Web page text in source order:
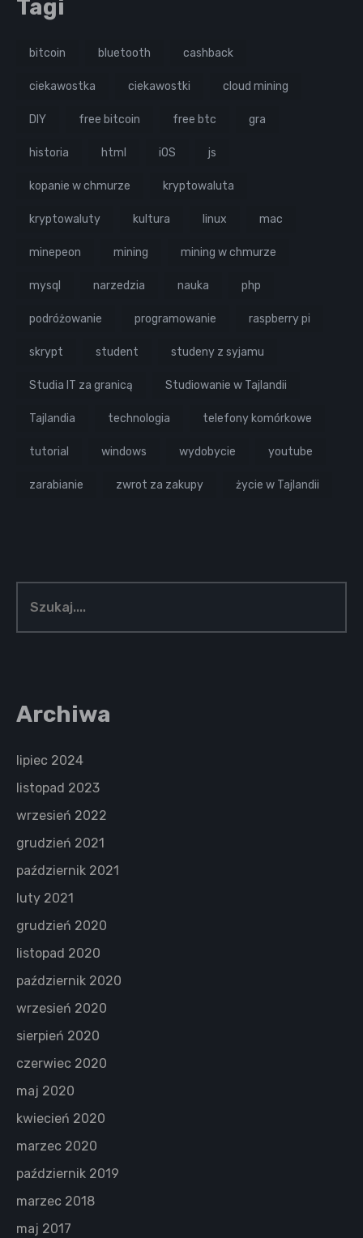
Tagi
bitcoin bluetooth cashback
ciekawostka ciekawostki cloud mining
DIY free bitcoin free btc gra
historia html iOS js
kopanie w chmurze kryptowaluta
kryptowaluty kultura linux mac
minepeon mining mining w chmurze
mysql narzedzia nauka php
podróżowanie programowanie raspberry pi
skrypt student studeny z syjamu
Studia IT za granicą Studiowanie w Tajlandii
Tajlandia technologia telefony komórkowe
tutorial windows wydobycie youtube
zarabianie zwrot za zakupy życie w Tajlandii
Archiwa
lipiec 2024
listopad 2023
wrzesień 2022
grudzień 2021
październik 2021
luty 2021
grudzień 2020
listopad 2020
październik 2020
wrzesień 2020
sierpień 2020
czerwiec 2020
maj 2020
kwiecień 2020
marzec 2020
październik 2019
marzec 2018
maj 2017